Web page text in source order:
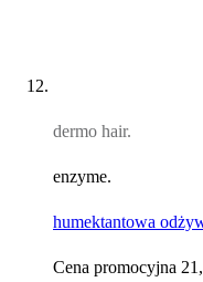
dermo hair.
enzyme.
humektantowa
Cena promocyjna